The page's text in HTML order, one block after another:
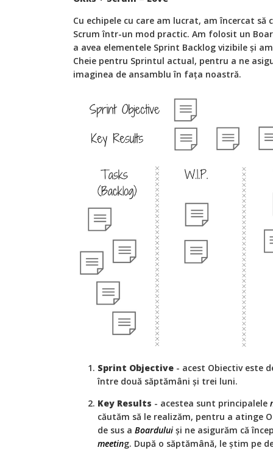
Cu echipele cu care am lucrat, am încercat să
Scrum într-un mod practic. Am folosit un
a avea elementele Sprint Backlog vizibile și
Cheie pentru Sprintul actual, pentru a ne
imaginea de ansamblu în fața noastră.
Sprint Objective - acest Obiectiv este
între două săptămâni și trei luni.
Key Results - acestea sunt principalele
căutăm să le realizăm, pentru a atinge
de sus a Boardului și ne asigurăm că
meeting. După o săptămână, le știm pe